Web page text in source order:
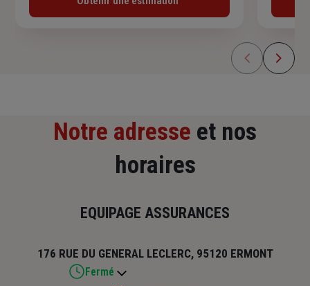
Notre adresse et nos
horaires
EQUIPAGE ASSURANCES
176 RUE DU GENERAL LECLERC, 95120 ERMONT
Fermé